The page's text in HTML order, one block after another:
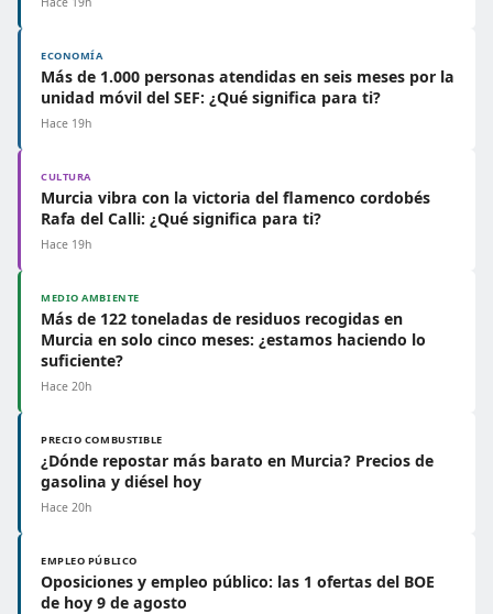
ECONOMÍA
Más de 1.000 personas atendidas en seis meses por la
unidad móvil del SEF: ¿Qué significa para ti?
Hace 19h
CULTURA
Murcia vibra con la victoria del flamenco cordobés
Rafa del Calli: ¿Qué significa para ti?
Hace 19h
MEDIO AMBIENTE
Más de 122 toneladas de residuos recogidas en
Murcia en solo cinco meses: ¿estamos haciendo lo
suficiente?
Hace 20h
PRECIO COMBUSTIBLE
¿Dónde repostar más barato en Murcia? Precios de
gasolina y diésel hoy
Hace 20h
EMPLEO PÚBLICO
Oposiciones y empleo público: las 1 ofertas del BOE
de hoy 9 de agosto